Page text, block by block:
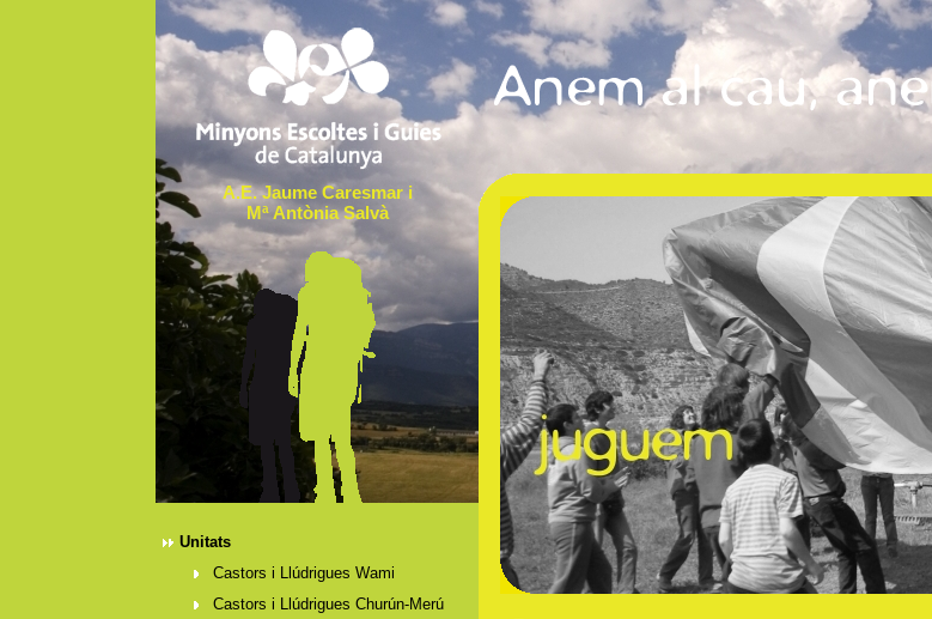
A.E. Jaume Caresmar i
Mª Antònia Salvà
Unitats
Castors i Llúdrigues Wami
Castors i Llúdrigues Churún-Merú